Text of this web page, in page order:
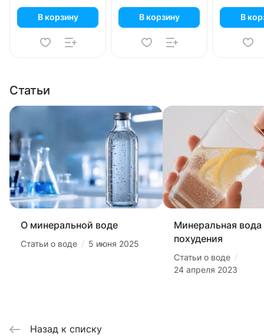
В корзину В корзину В
Статьи
О минеральной воде
Статьи о воде / 5 июня 2025
Минеральная вода
похудения
Статьи о воде /
24 апреля 2023
Назад к списку